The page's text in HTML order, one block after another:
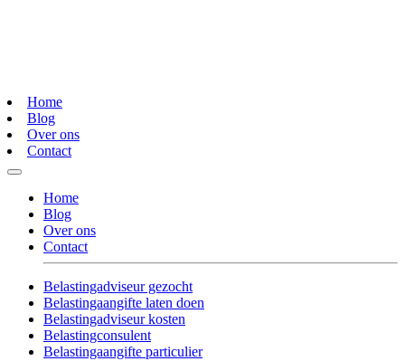
Home
Blog
Over ons
Contact
Home
Blog
Over ons
Contact
Belastingadviseur gezocht
Belastingaangifte laten doen
Belastingadviseur kosten
Belastingconsulent
Belastingaangifte particulier